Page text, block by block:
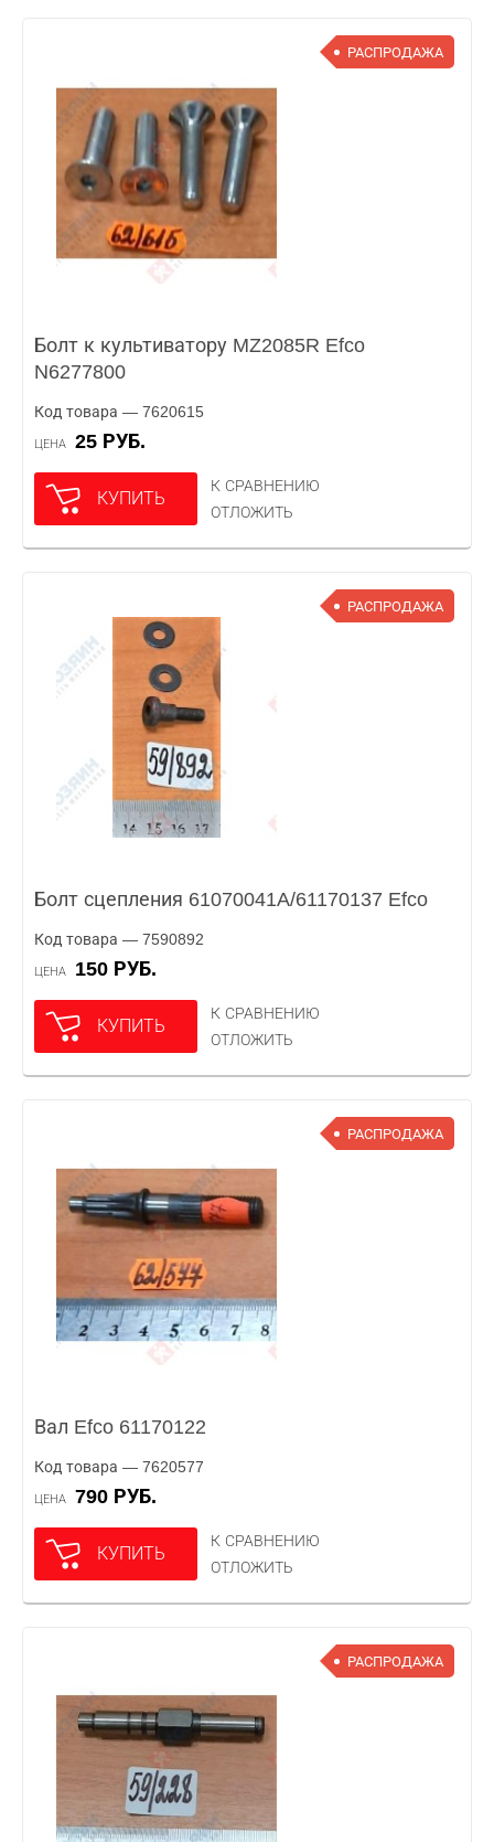
РАСПРОДАЖА
Болт к культиватору MZ2085R Efco
N6277800
Код товара — 7620615
ЦЕНА 25 РУБ.
КУПИТЬ
К СРАВНЕНИЮ
ОТЛОЖИТЬ
РАСПРОДАЖА
Болт сцепления 61070041A/61170137 Efco
Код товара — 7590892
ЦЕНА 150 РУБ.
КУПИТЬ
К СРАВНЕНИЮ
ОТЛОЖИТЬ
РАСПРОДАЖА
Вал Efco 61170122
Код товара — 7620577
ЦЕНА 790 РУБ.
КУПИТЬ
К СРАВНЕНИЮ
ОТЛОЖИТЬ
РАСПРОДАЖА